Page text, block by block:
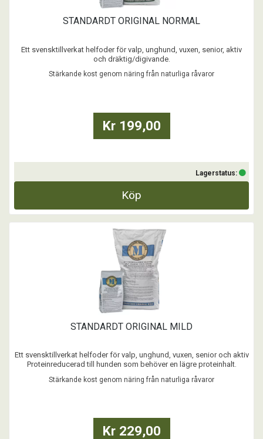
STANDARDT ORIGINAL NORMAL
Ett svensktillverkat helfoder för valp, unghund, vuxen, senior, aktiv
och dräktig/digivande.
Till hunden med ett normalt energi & näringsbehov. Grunden till ett
friskt hundliv är en stärkande kost genom näring med bara naturliga
Stärkande kost genom näring från naturliga råvaror
Kr 199,00
Lagerstatus:
Köp
STANDARDT ORIGINAL MILD
Ett svensktillverkat helfoder för valp, unghund, vuxen, senior och aktiv
Proteinreducerad till hunden som behöver en lägre proteinhalt.
Grunden till ett friskt hundliv är en stärkande kost genom näring med
bara naturliga råvaror - som hemlagad kost i torrform!
Stärkande kost genom näring från naturliga råvaror
Kr 229,00